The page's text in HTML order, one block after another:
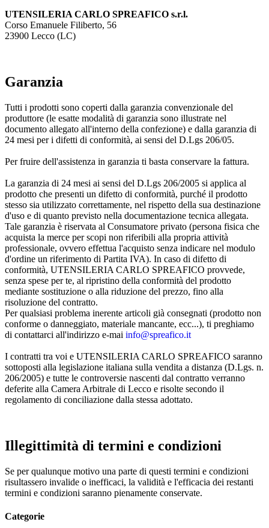
UTENSILERIA CARLO SPREAFICO s.r.l.
Corso Emanuele Filiberto, 56
23900 Lecco (LC)
Garanzia
Tutti i prodotti sono coperti dalla garanzia convenzionale del
produttore (le esatte modalità di garanzia sono illustrate nel
documento allegato all'interno della confezione) e dalla garanzia di
24 mesi per i difetti di conformità, ai sensi del D.Lgs 206/05.
Per fruire dell'assistenza in garanzia ti basta conservare la fattura.
La garanzia di 24 mesi ai sensi del D.Lgs 206/2005 si applica al
prodotto che presenti un difetto di conformità, purché il prodotto
stesso sia utilizzato correttamente, nel rispetto della sua destinazione
d'uso e di quanto previsto nella documentazione tecnica allegata.
Tale garanzia è riservata al Consumatore privato (persona fisica che
acquista la merce per scopi non riferibili alla propria attività
professionale, ovvero effettua l'acquisto senza indicare nel modulo
d'ordine un riferimento di Partita IVA). In caso di difetto di
conformità, UTENSILERIA CARLO SPREAFICO provvede,
senza spese per te, al ripristino della conformità del prodotto
mediante sostituzione o alla riduzione del prezzo, fino alla
risoluzione del contratto.
Per qualsiasi problema inerente articoli già consegnati (prodotto non
conforme o danneggiato, materiale mancante, ecc...), ti preghiamo
di contattarci all'indirizzo e-mai info@spreafico.it
I contratti tra voi e UTENSILERIA CARLO SPREAFICO saranno
sottoposti alla legislazione italiana sulla vendita a distanza (D.Lgs. n.
206/2005) e tutte le controversie nascenti dal contratto verranno
deferite alla Camera Arbitrale di Lecco e risolte secondo il
regolamento di conciliazione dalla stessa adottato.
Illegittimità di termini e condizioni
Se per qualunque motivo una parte di questi termini e condizioni
risultassero invalide o inefficaci, la validità e l'efficacia dei restanti
termini e condizioni saranno pienamente conservate.
Categorie